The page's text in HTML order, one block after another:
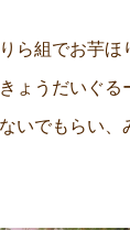
ら組でお芋ほ
ょうだいぐる
いでもらい